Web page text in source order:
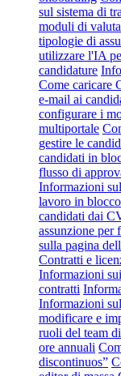
sul sistema di
moduli di
tipologie di
utilizzare l'IA
candidature
Come caricare
e-mail ai
configurare i
multiportale
gestire le
candidati in
flusso di
Informazioni
lavoro in
candidati dai
assunzione per
sulla pagina
Contratti e
Informazioni
contratti
Informazioni
modificare e
ruoli del team
ore annuali
discontinuos”